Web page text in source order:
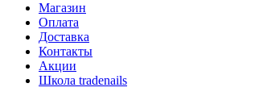
Магазин
Оплата
Доставка
Контакты
Акции
Школа tradenails